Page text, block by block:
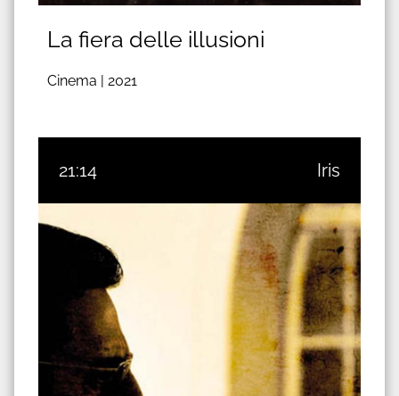
La fiera delle illusioni
Cinema | 2021
21:14 Iris